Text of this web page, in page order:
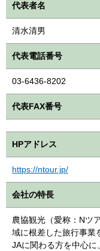
代表者名
清水清男
代表電話番号
03-6436-8202
代表FAX番号
HPアドレス
https://ntour.jp/
会社の特長
農協観光（愛称：Nツ
域に根差した旅行事業
JAに関わる方を中心